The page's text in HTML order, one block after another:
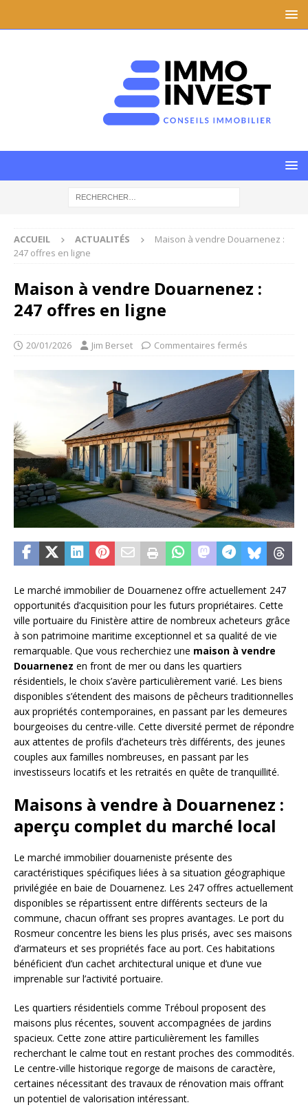
ACCUEIL ACTUALITÉS
Maison à vendre Douarnenez :
247 offres en ligne
Maison à vendre Douarnenez :
247 offres en ligne
20/01/2026 Jim Berset Commentaires fermés
Le marché immobilier de Douarnenez offre actuellement 247
opportunités d’acquisition pour les futurs propriétaires. Cette
ville portuaire du Finistère attire de nombreux acheteurs grâce
à son patrimoine maritime exceptionnel et sa qualité de vie
remarquable. Que vous recherchiez une maison à vendre
Douarnenez en front de mer ou dans les quartiers
résidentiels, le choix s’avère particulièrement varié. Les biens
disponibles s’étendent des maisons de pêcheurs traditionnelles
aux propriétés contemporaines, en passant par les demeures
bourgeoises du centre-ville. Cette diversité permet de répondre
aux attentes de profils d’acheteurs très différents, des jeunes
couples aux familles nombreuses, en passant par les
investisseurs locatifs et les retraités en quête de tranquillité.
Maisons à vendre à Douarnenez :
aperçu complet du marché local
Le marché immobilier douarneniste présente des
caractéristiques spécifiques liées à sa situation géographique
privilégiée en baie de Douarnenez. Les 247 offres actuellement
disponibles se répartissent entre différents secteurs de la
commune, chacun offrant ses propres avantages. Le port du
Rosmeur concentre les biens les plus prisés, avec ses maisons
d’armateurs et ses propriétés face au port. Ces habitations
bénéficient d’un cachet architectural unique et d’une vue
imprenable sur l’activité portuaire.
Les quartiers résidentiels comme Tréboul proposent des
maisons plus récentes, souvent accompagnées de jardins
spacieux. Cette zone attire particulièrement les familles
recherchant le calme tout en restant proches des commodités.
Le centre-ville historique regorge de maisons de caractère,
certaines nécessitant des travaux de rénovation mais offrant
un potentiel de valorisation intéressant.